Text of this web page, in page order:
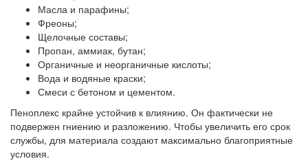
Масла и парафины;
Фреоны;
Щелочные составы;
Пропан, аммиак, бутан;
Органичные и неорганичные кислоты;
Вода и водяные краски;
Смеси с бетоном и цементом.
Пеноплекс крайне устойчив к влиянию. Он фактически не
подвержен гниению и разложению. Чтобы увеличить его срок
службы, для материала создают максимально благоприятные
условия.